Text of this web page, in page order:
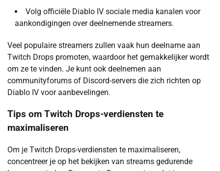
Volg officiële Diablo IV sociale media kanalen voor
aankondigingen over deelnemende streamers.
Veel populaire streamers zullen vaak hun deelname aan
Twitch Drops promoten, waardoor het gemakkelijker wordt
om ze te vinden. Je kunt ook deelnemen aan
communityforums of Discord-servers die zich richten op
Diablo IV voor aanbevelingen.
Tips om Twitch Drops-verdiensten te
maximaliseren
Om je Twitch Drops-verdiensten te maximaliseren,
concentreer je op het bekijken van streams gedurende